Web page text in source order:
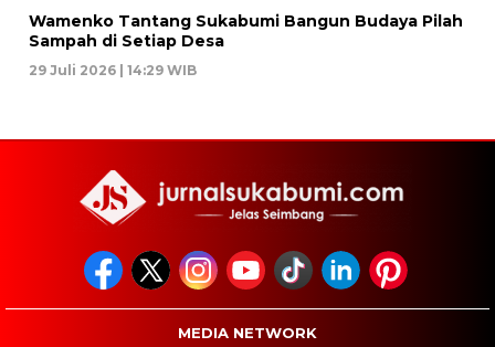
Wamenko Tantang Sukabumi Bangun Budaya Pilah
Sampah di Setiap Desa
29 Juli 2026 | 14:29 WIB
MEDIA NETWORK